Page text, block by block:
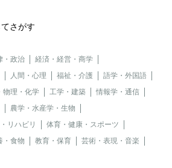
さがす
・政治
経済・経営・商学
人間・心理 福祉・介護
語学・外国語
物理・化学 工学・建築
情報学・通信
農学・水産学・生物
リハビリ
体育・健康・スポーツ
・食物 教育・保育
芸術・表現・音楽